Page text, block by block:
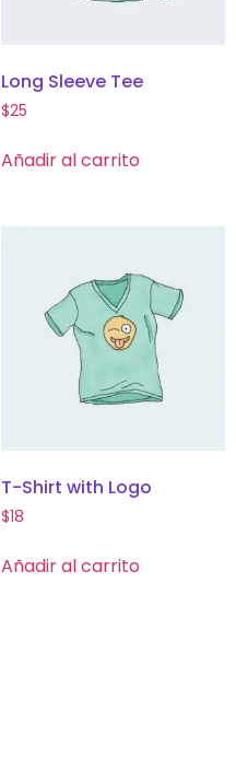
Long Sleeve Tee
$25
Añadir al carrito
T-Shirt with Logo
$18
Añadir al carrito